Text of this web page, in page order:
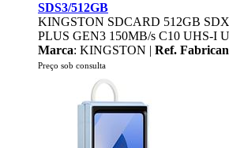
SDS3/512GB
KINGSTON SDCARD 512GB
PLUS GEN3 150MB/s C10 UHS-I
Marca: KINGSTON | Ref.
Preço sob consulta